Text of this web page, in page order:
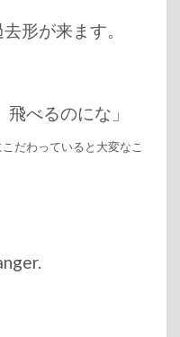
形が来ます。
飛べるのにな」
だわっていると大変なこ